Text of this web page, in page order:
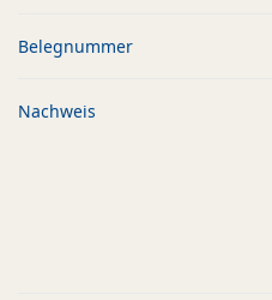
Belegnummer
Nachweis